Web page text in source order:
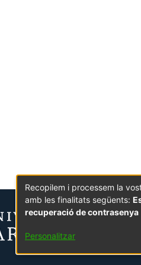
Recopilem i processem la
amb les finalitats següents:
recuperació de contrasenya
Personalitzar